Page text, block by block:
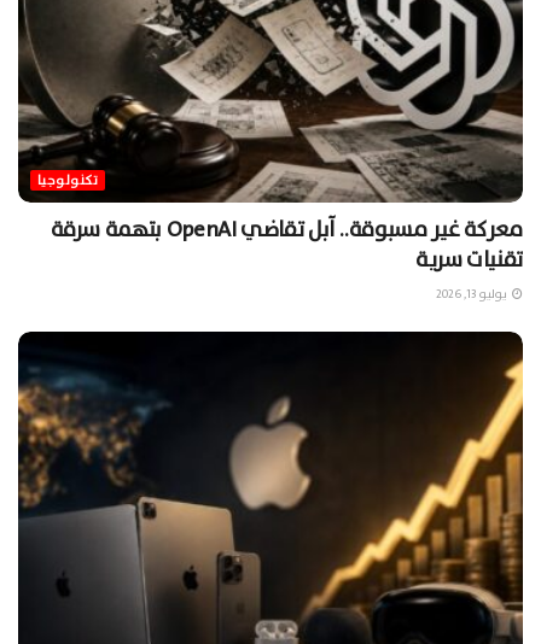
تكنولوجيا
معركة غير مسبوقة.. آبل تقاضي OpenAI بتهمة سرقة
تقنيات سرية
يوليو 13, 2026